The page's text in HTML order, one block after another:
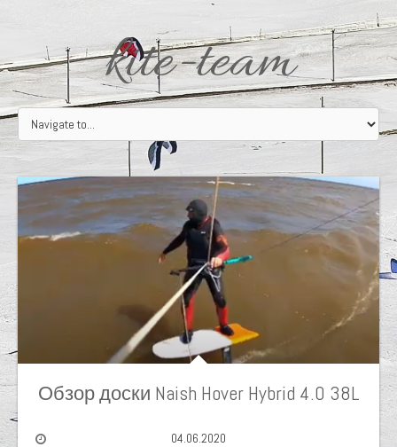
kite-team
Обзор доски Naish Hover Hybrid 4.0 38L
04.06.2020